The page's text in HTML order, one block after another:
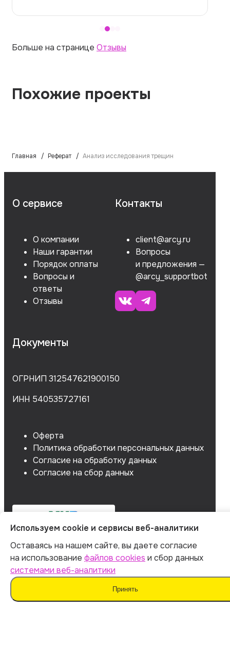
Больше на странице Отзывы
Похожие проекты
Главная Реферат Анализ исследования трещин
О сервисе
О компании
Наши гарантии
Порядок оплаты
Вопросы и
ответы
Отзывы
Контакты
client@arcy.ru
Вопросы
и предложения —
@arcy_supportbot
Документы
ОГРНИП 312547621900150
ИНН 540535727161
Оферта
Политика обработки персональных данных
Согласие на обработку данных
Согласие на сбор данных
Используем cookie и сервисы веб-аналитики
Оставаясь на нашем сайте, вы даете согласие
на использование файлов cookies и сбор данных
системами веб-аналитики
Принять